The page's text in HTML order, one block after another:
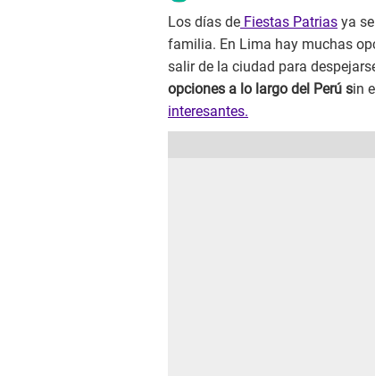
Los días de Fiestas Patrias ya
familia. En Lima hay muchas
salir de la ciudad para
opciones a lo largo del Perú sin
interesantes.